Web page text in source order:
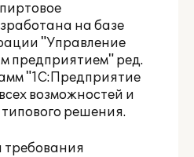
на базе
"Управление
предприятием" ред.
"1С:Предприятие
возможностей и
решения.
требования